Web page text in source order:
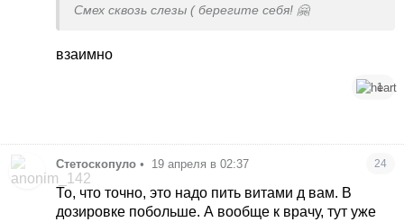
Смех сквозь слезы ( берегите себя! 🤗
взаимно
1
Стетоскопуло • 19 апреля в 02:37 24
То, что точно, это надо пить витами д вам. В
дозировке побольше. А вообще к врачу, тут уже